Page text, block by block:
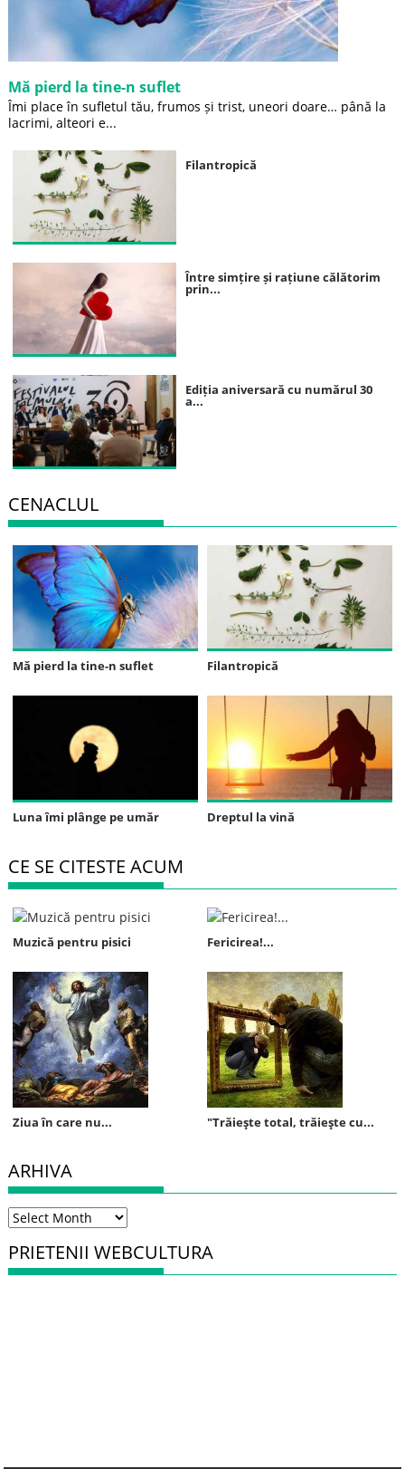
Mă pierd la tine-n suflet
Îmi place în sufletul tău, frumos și trist, uneori doare… până la
lacrimi, alteori e...
Filantropică
Între simțire și rațiune călătorim
prin...
Ediția aniversară cu numărul 30
a...
CENACLUL
Mă pierd la tine-n suflet Filantropică
Luna îmi plânge pe umăr Dreptul la vină
CE SE CITESTE ACUM
Muzică pentru pisici Fericirea!...
Ziua în care nu... "Trăieşte total, trăieşte cu...
ARHIVA
Arhiva
PRIETENII WEBCULTURA